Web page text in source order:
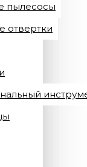
пылесосы
отвертки